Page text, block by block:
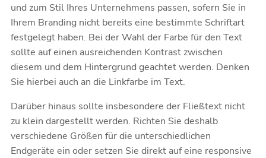
und zum Stil Ihres Unternehmens passen, sofern Sie in
Ihrem Branding nicht bereits eine bestimmte Schriftart
festgelegt haben. Bei derWahl der Farbe für den Text
sollte auf einen ausreichenden Kontrast zwischen
diesem und dem Hintergrund geachtet werden. Denken
Sie hierbei auch an die Linkfarbe im Text.
Darüber hinaus sollte insbesondere der Fließtext nicht
zu klein dargestellt werden. Richten Sie deshalb
verschiedene Größen für die unterschiedlichen
Endgeräte ein oder setzen Sie direkt auf eine responsive